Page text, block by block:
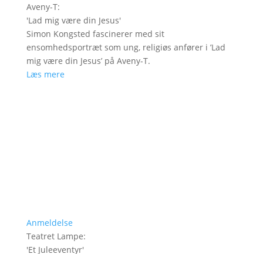
Aveny-T:
'Lad mig være din Jesus'
Simon Kongsted fascinerer med sit
ensomhedsportræt som ung, religiøs anfører i ’Lad
mig være din Jesus’ på Aveny-T.
Læs mere
Anmeldelse
Teatret Lampe:
'Et Juleeventyr'